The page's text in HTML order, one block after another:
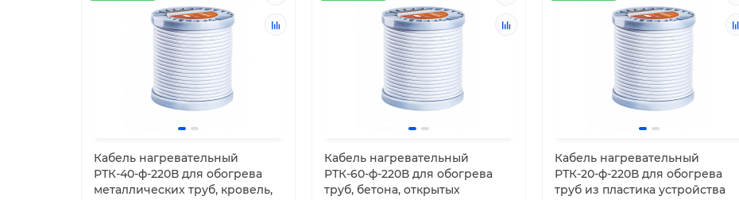
Кабель нагревательный
РТК-40-ф-220В для обогрева
металлических труб, кровель,
Кабель нагревательный
РТК-60-ф-220В для обогрева
труб, бетона, открытых
Кабель нагревательный
РТК-20-ф-220В для обогрева
труб из пластика устройства